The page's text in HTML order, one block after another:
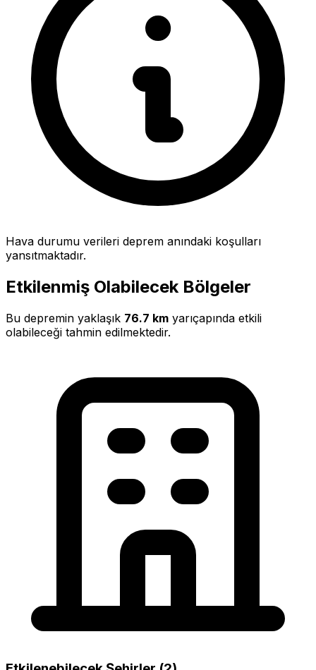
Hava durumu verileri deprem anındaki koşulları
yansıtmaktadır.
Etkilenmiş Olabilecek Bölgeler
Bu depremin yaklaşık 76.7 km yarıçapında etkili
olabileceği tahmin edilmektedir.